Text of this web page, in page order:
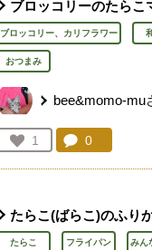
ブロッコリーのたらこ
ブロッコリー、カリフラワー
おつまみ
bee&momo-mu
お気に入り登録：
1
人が登録
コメント：
0
たらこ(ばらこ)のふり
たらこ フライパン みん